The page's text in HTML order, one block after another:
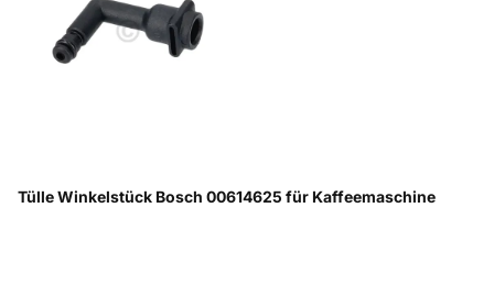
Tülle Winkelstück Bosch 00614625 für Kaffeemaschine